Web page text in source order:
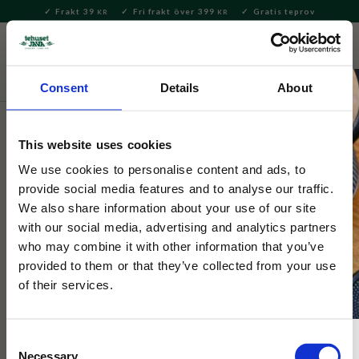
Consent Details About
This website uses cookies
We use cookies to personalise content and ads, to
provide social media features and to analyse our traffic.
We also share information about your use of our site
with our social media, advertising and analytics partners
who may combine it with other information that you’ve
provided to them or that they’ve collected from your use
of their services.
Necessary
Meny
Frakt 39 KR Fri frakt över 399 KR Gratis teprov
Te Löste förpackat
Tehuset Java
Rooibos Syrlig Ingefära ekologisk
presentförpackad 100g
Ekologiskt odlat Rooibos-te med ingefära och citron.